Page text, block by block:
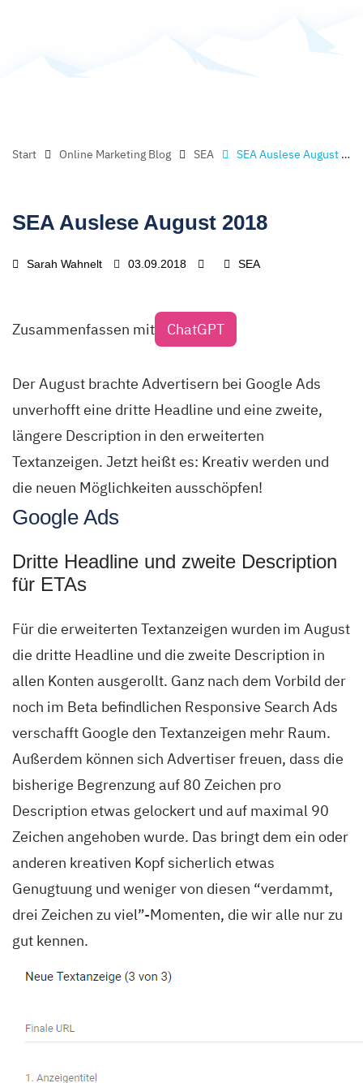
Start Online Marketing Blog SEA SEA Auslese August 2018
SEA Auslese August 2018
Sarah Wahnelt 03.09.2018 SEA
Zusammenfassen mit ChatGPT
Der August brachte Advertisern bei Google Ads
unverhofft eine dritte Headline und eine zweite,
längere Description in den erweiterten
Textanzeigen. Jetzt heißt es: Kreativ werden und
die neuen Möglichkeiten ausschöpfen!
Google Ads
Dritte Headline und zweite Description
für ETAs
Für die erweiterten Textanzeigen wurden im August
die dritte Headline und die zweite Description in
allen Konten ausgerollt. Ganz nach dem Vorbild der
noch im Beta befindlichen Responsive Search Ads
verschafft Google den Textanzeigen mehr Raum.
Außerdem können sich Advertiser freuen, dass die
bisherige Begrenzung auf 80 Zeichen pro
Description etwas gelockert und auf maximal 90
Zeichen angehoben wurde. Das bringt dem ein oder
anderen kreativen Kopf sicherlich etwas
Genugtuung und weniger von diesen “verdammt,
drei Zeichen zu viel”-Momenten, die wir alle nur zu
gut kennen.